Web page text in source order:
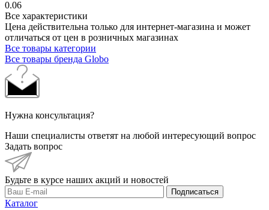
0.06
Все характеристики
Цена действительна только для интернет-магазина и может
отличаться от цен в розничных магазинах
Все товары категории
Все товары бренда Globo
Нужна консультация?
Наши специалисты ответят на любой интересующий вопрос
Задать вопрос
Будьте в курсе наших акций и новостей
Подписаться
Каталог